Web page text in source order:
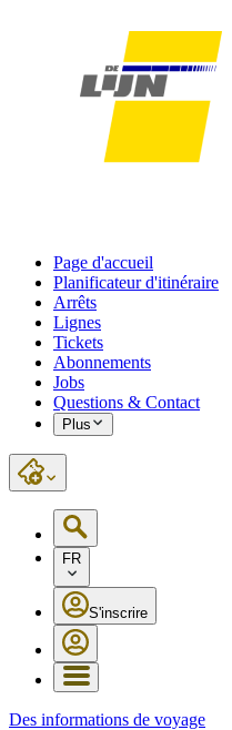
Page d'accueil
Planificateur d'itinéraire
Arrêts
Lignes
Tickets
Abonnements
Jobs
Questions & Contact
Plus
FR
S'inscrire
Des informations de voyage